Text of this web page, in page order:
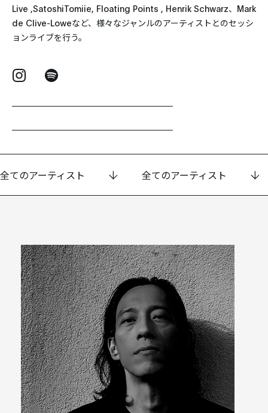
Live ,SatoshiTomiie, Floating Points , Henrik Schwarz、Mark
de Clive-Loweなど、様々なジャンルのアーティストとのセッシ
ョンライブを行う。
全てのアーティスト 全てのアーティスト